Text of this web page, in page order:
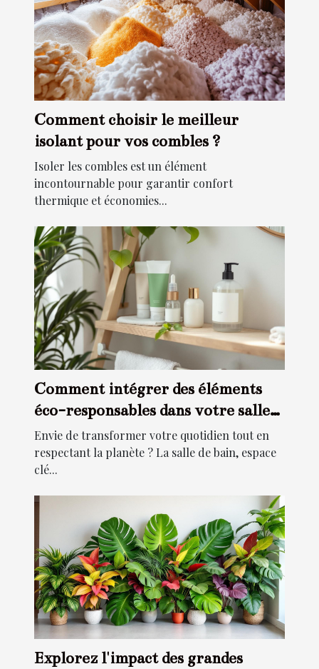
Comment choisir le meilleur
isolant pour vos combles ?
Isoler les combles est un élément
incontournable pour garantir confort
thermique et économies...
Comment intégrer des éléments
éco-responsables dans votre salle
de bain ?
Envie de transformer votre quotidien tout en
respectant la planète ? La salle de bain, espace
clé...
Explorez l'impact des grandes